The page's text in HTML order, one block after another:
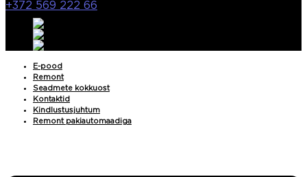
+372 569 222 66
E-pood
Remont
Seadmete kokkuost
Kontaktid
Kindlustusjuhtum
Remont pakiautomaadiga